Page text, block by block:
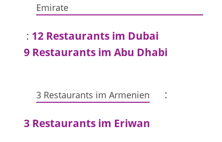
Emirate
: 12 Restaurants im Dubai
9 Restaurants im Abu Dhabi
3 Restaurants im Armenien :
3 Restaurants im Eriwan